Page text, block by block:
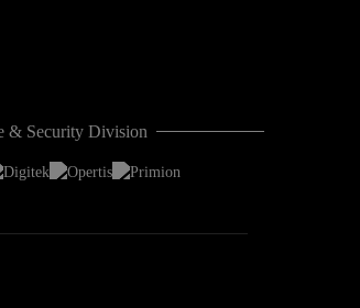
& Security Division